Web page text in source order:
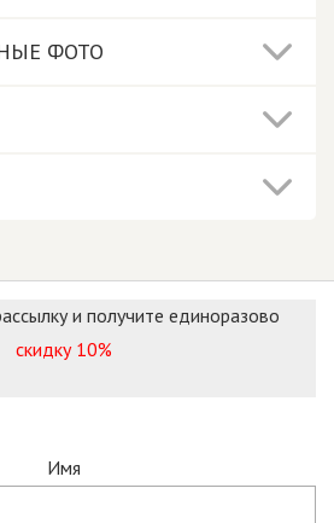
ФОТО
и получите единоразово
скидку 10%
Имя